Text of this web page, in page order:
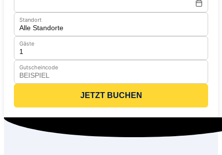
Standort
Gäste
Gutscheincode
JETZT BUCHEN